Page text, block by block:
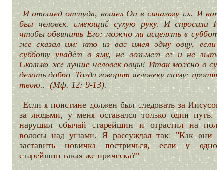
И отошед оттуда, вошел Он в синагогу их. И
был человек. имеющий сухую руку. И спросили
чтобы обвинить Его: можно ли исцелять в
же сказал им: кто из вас имея одну овцу,
субботу упадёт в яму, не возьмет ее и не
Сколько же лучше человек овцы! Итак можно в
делать добро. Тогда говорит человеку тому:
твою... (Мф. 12: 9-13).
Если я поистине должен был следовать за
за людьми, у меня оставался только один
нарушил обычай старейшин и отрастил на
волосы над ушами. Я рассуждал так: "Как они
заставить новичка постричься, если у
старейшин такая же прическа?"